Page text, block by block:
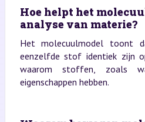
Hoe helpt het
analyse van materie?
Het molecuulmodel toont
eenzelfde stof identiek zijn
waarom stoffen, zoals
eigenschappen hebben.